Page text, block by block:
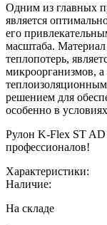
Одним из главных
является
его
масштаба.
теплопотерь,
микроорганизмов,
решением для
особенно в
Рулон K-Flex ST
профессионалов!
Характеристики:
Наличие:
На складе